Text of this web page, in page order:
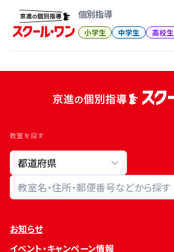
個別指導
小学生 中学生 高校生
教室を探す
教室検索
お知らせ
イベント・キャンペーン情報